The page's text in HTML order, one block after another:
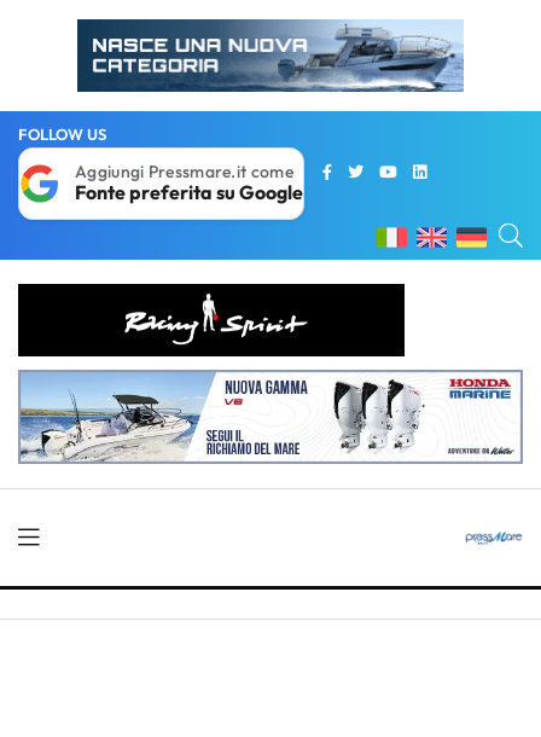
FOLLOW US
Aggiungi Pressmare.it come
Fonte preferita su Google